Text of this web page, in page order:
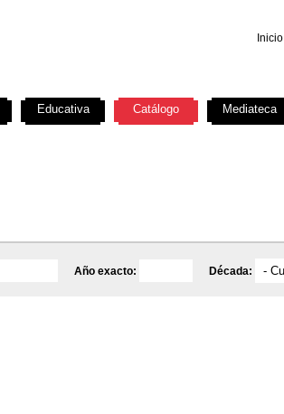
Inicio
Año exacto: Década:
Educativa Catálogo Mediateca